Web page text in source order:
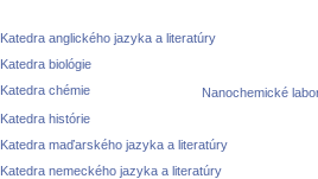
Katedra anglického jazyka a literatúry
Katedra biológie
Katedra chémie
Nanochemické
Katedra histórie
Katedra maďarského jazyka a literatúry
Katedra nemeckého jazyka a literatúry